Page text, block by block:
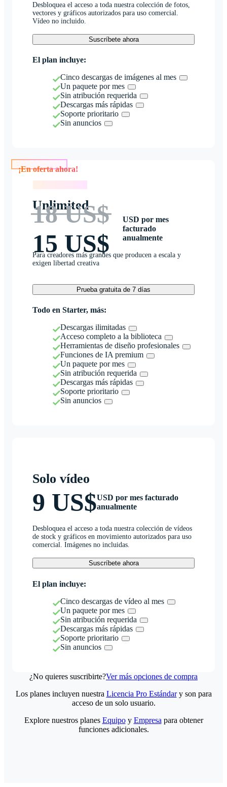
Desbloquea el acceso a toda nuestra colección de fotos,
vectores y gráficos autorizados para uso comercial.
Vídeo no incluido.
Suscríbete ahora
El plan incluye:
Cinco descargas de imágenes al mes
Un paquete por mes
Sin atribución requerida
Descargas más rápidas
Soporte prioritario
Sin anuncios
Unlimited
18 US$
15 US$
USD por mes
facturado
anualmente
Para creadores más grandes que producen a escala y
exigen libertad creativa
Prueba gratuita de 7 días
Todo en Starter, más:
Descargas ilimitadas
Acceso completo a la biblioteca
Herramientas de diseño profesionales
Funciones de IA premium
Un paquete por mes
Sin atribución requerida
Descargas más rápidas
Soporte prioritario
Sin anuncios
Solo vídeo
9 US$USD por mes facturado
anualmente
Desbloquea el acceso a toda nuestra colección de vídeos
de stock y gráficos en movimiento autorizados para uso
comercial. Imágenes no incluidas.
Suscríbete ahora
El plan incluye:
Cinco descargas de vídeo al mes
Un paquete por mes
Sin atribución requerida
Descargas más rápidas
Soporte prioritario
Sin anuncios
¿No quieres suscribirte?Ver más opciones de compra
Los planes incluyen nuestra Licencia Pro Estándary son para
acceso de un solo usuario.
Explore nuestros planes Equipoy Empresa para obtener
funciones adicionales.